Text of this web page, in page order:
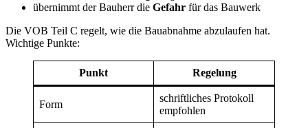
übernimmt der Bauherr die Gefahr für das Bauwerk
Die VOB Teil C regelt, wie die Bauabnahme abzulaufen hat.
Wichtige Punkte:
Punkt Regelung
Form
schriftliches Protokoll
empfohlen